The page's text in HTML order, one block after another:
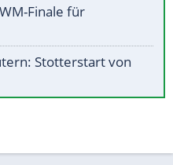
Finale für
Stotterstart von